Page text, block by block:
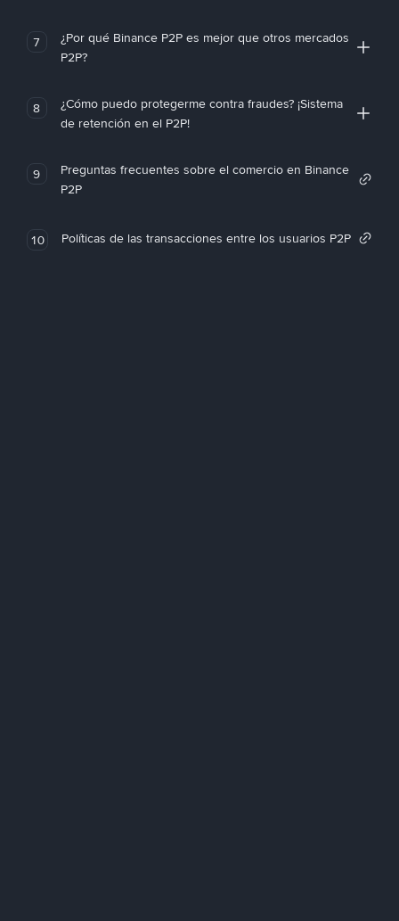
7
¿Por qué Binance P2P es mejor que otros mercados
P2P?
8
¿Cómo puedo protegerme contra fraudes? ¡Sistema
de retención en el P2P!
9
Preguntas frecuentes sobre el comercio en Binance
P2P
10 Políticas de las transacciones entre los usuarios P2P